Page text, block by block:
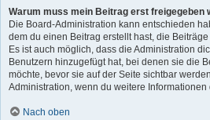
Warum muss mein Beitrag erst freigegeben
Die Board-Administration kann entschieden
dem du einen Beitrag erstellt hast, die
Es ist auch möglich, dass die Administration
Benutzern hinzugefügt hat, bei denen sie die
möchte, bevor sie auf der Seite sichtbar
Administration, wenn du weitere Informationen
Nach oben